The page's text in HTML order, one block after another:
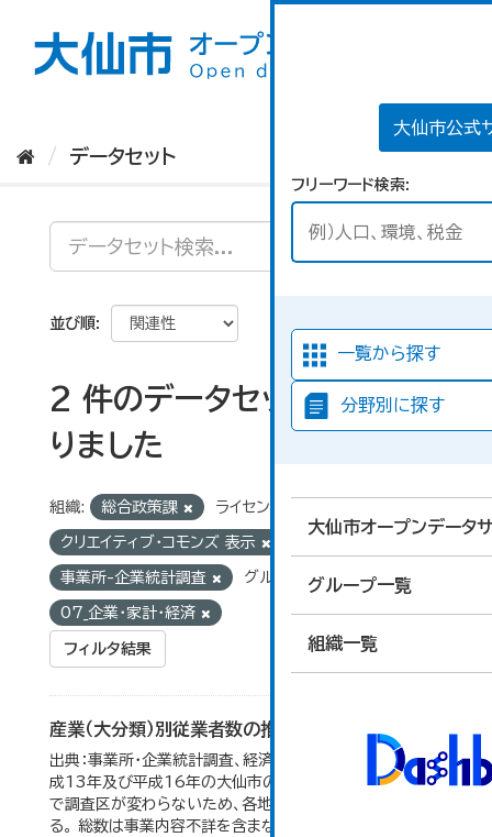
大仙市公式
フリーワード検索
一覧から探す
分野別に探す
大仙市オープンデータ
グループ一覧
組織一覧
データセット
並び順
2 件のデータセットが見つか
りました
組織: 総合政策課 ライセンス:
クリエイティブ・コモンズ 表示
事業所-企業統計調査 グループ:
07_企業・家計・経済
フィルタ結果
産業（大分類）別従業者数の推移
出典：事業所・企業統計調査、経済センサス。 平成11年、平
成13年及び平成16年の大仙市の数値は、合併前、合併後
で調査区が変わらないため、各地域の数値を合算してい
る。 総数は事業内容不詳を含まない。平成11年、平成16